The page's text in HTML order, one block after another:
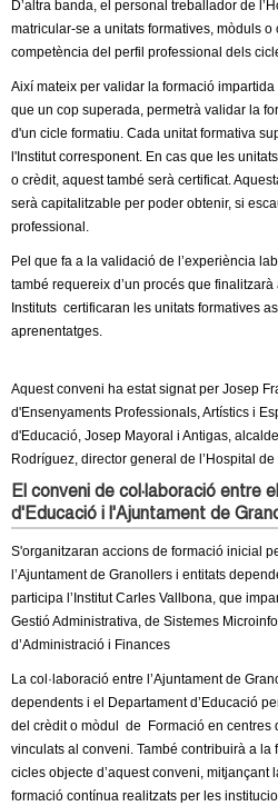
D’altra banda, el personal treballador de
matricular-se a unitats formatives, mòduls o
competència del perfil professional dels
Així mateix per validar la formació
que un cop superada, permetrà validar la
d'un cicle formatiu. Cada unitat formativa
l'Institut corresponent. En cas que les
o crèdit, aquest també serà certificat.
serà capitalitzable per poder obtenir, si
professional.
Pel que fa a la validació de l’experiència
també requereix d’un procés que
Instituts certificaran les unitats formatives
aprenentatges.
Aquest conveni ha estat signat per Josep
d'Ensenyaments Professionals, Artístics i
d'Educació, Josep Mayoral i Antigas,
Rodríguez, director general de l’Hospital
El conveni de col·laboració entre
d'Educació i l'Ajuntament de
S'organitzaran accions de formació inicial
l’Ajuntament de Granollers i entitats
participa l’Institut Carles Vallbona, que
Gestió Administrativa, de Sistemes
d’Administració i Finances
La col·laboració entre l’Ajuntament de
dependents i el Departament d’Educació
del crèdit o mòdul de Formació en centres
vinculats al conveni. També contribuirà a la
cicles objecte d’aquest conveni, mitjançant
formació contínua realitzats per les